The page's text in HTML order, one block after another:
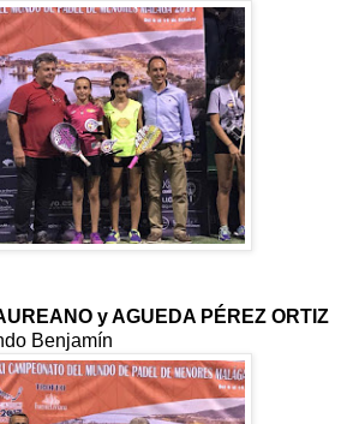
y AGUEDA PÉREZ ORTIZ
Benjamín